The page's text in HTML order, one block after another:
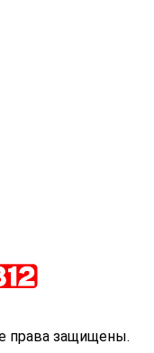
права защищены.